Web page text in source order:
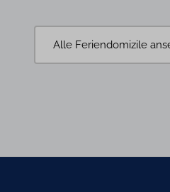
Alle Feriendomizile